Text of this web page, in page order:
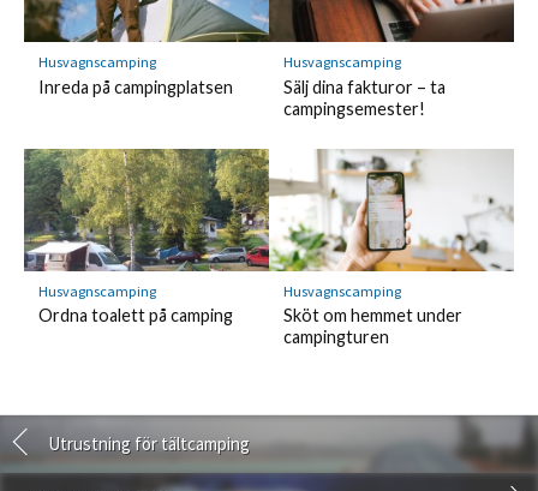
Husvagnscamping
Inreda på campingplatsen
Husvagnscamping
Sälj dina fakturor – ta
campingsemester!
Husvagnscamping
Ordna toalett på camping
Husvagnscamping
Sköt om hemmet under
campingturen
Utrustning för tältcamping